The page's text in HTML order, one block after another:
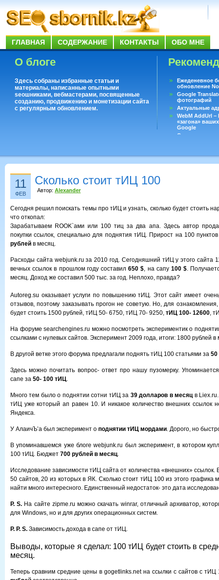
ГЛАВНАЯ СОДЕРЖАНИЕ КОНТАКТЫ ОБО МНЕ
О блоге
Здесь собраны избранные статьи и
материалы, написанные опытными
seoшниками, вебмастерами, посвященные
созданию, продвижению и монетизации сайта
с регулярным обновлением.
Ежеденевное
обновление
Google
фотографий
Актуальные
WebM AddUrl
«загона»
Google
Существует
11
ФЕВ
Сколько стоит тИЦ 100
Автор: Alexander
Сегодня решил поискать темы про тИЦ и узнать, сколько будет стоить
что откопал:
Зарабатываем ROOK`ами или 100 тиц за два апа. Здесь автор
покупки ссылок, специально для поднятия тИЦ. Прирост на 100
рублей в месяц.
Расходы сайта webjunk.ru за 2010 год. Сегодняшний тИЦ у этого сайта
вечных ссылок в прошлом году составил650 $, на сапу 100 $.
месяц. Доход же составил 500 тыс. за год. Неплохо, правда?
Autoreg.su оказывает услуги по повышению тИЦ. Этот сайт имеет
отзывов, поэтому заказывать прогон не советую. Но, для
будет стоить 1500 рублей, тИЦ 50- 6750, тИЦ 70- 9250, тИЦ 100- 12600,
На форуме searchengines.ru можно посмотреть экспериментик о
ссылками с нулевых сайтов. Эксперимент 2009 года, итоги: 1800 рублей
В другой ветке этого форума предлагали поднять тИЦ 100 статьями за 50
Здесь можно почитать вопрос- ответ про нашу пузомерку.
сапе за 50- 100 тИЦ.
Много тем было о поднятии сотни тИЦ за 39 долларов в месяцв
тИЦ уже который ап равен 10. И никакое количество внешних ссылок
Яндекса.
У АлаичЪ’а был эксперимент о поднятии тИЦ мордами. Дорого, но
В упоминавшемся уже блоге webjunk.ru был эксперимент, в котором
100 тИЦ. Бюджет 700 рублей в месяц.
Исследование зависимости тИЦ сайта от количества «внешних» ссылок.
50 сайтов, 20 из которых в ЯК. Сколько стоит тИЦ 100 из этого
найти много интересного. Единственный недостаток- это дата
P. S. На сайте zipme.ru можно скачать winrar, отличный архиватор,
для Windows, но и для других операционных систем.
P. P. S. Зависимость дохода в сапе от тИЦ.
Выводы, которые я сделал: 100 тИЦ будет стоить в
месяц.
Теперь сравним средние цены в gogetlinks.net на ссылки с сайтов с